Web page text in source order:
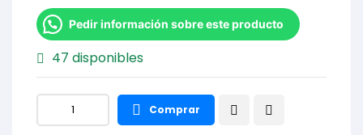
Pedir información sobre este producto
47 disponibles
Comprar